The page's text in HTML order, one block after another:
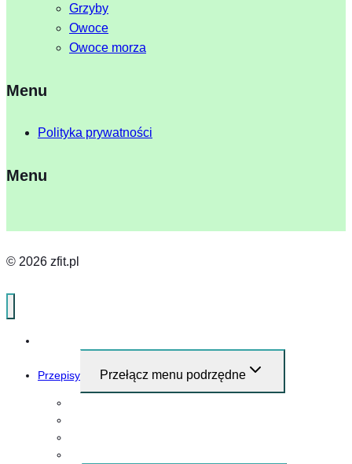
Grzyby
Owoce
Owoce morza
Menu
Polityka prywatności
Menu
© 2026 zfit.pl
Przepisy Przełącz menu podrzędne